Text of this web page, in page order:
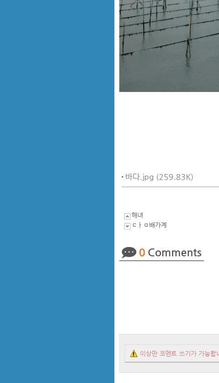
바다.jpg (259.83K)
해녀
ㄷㅏㅁ배가계
0 Comments
이상만 코멘트 쓰기가 가능합